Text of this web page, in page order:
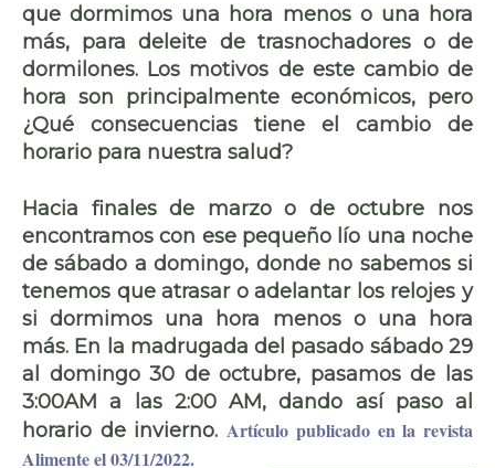
que dormimos una hora menos o una hora
más, para deleite de trasnochadores o de
dormilones. Los motivos de este cambio de
hora son principalmente económicos, pero
¿Qué consecuencias tiene el cambio de
horario para nuestra salud?
Hacia finales de marzo o de octubre nos
encontramos con ese pequeño lío una noche
de sábado a domingo, donde no sabemos si
tenemos queatrasar o adelantar los relojes y
si dormimos una hora menos o una hora
más. En la madrugada del pasado sábado 29
al domingo 30 de octubre, pasamos de las
3:00AM a las 2:00 AM, dando así paso al
horario de invierno.Artículo publicado en la revista
Alimente el 03/11/2022.